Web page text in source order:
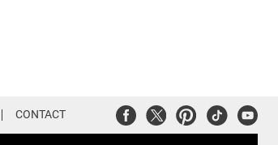
CONTACT FacebookTwitterPinterest
TiktokYoutube